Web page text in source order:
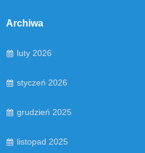
Archiwa
luty 2026
styczeń 2026
grudzień 2025
listopad 2025